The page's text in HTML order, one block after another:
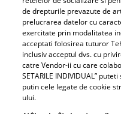
nutriționiștilor
Lucruri esențiale
un start bun în
de drepturile prevazute de
prelucrarea datelor cu
exercitate prin modalitatea
acceptati folosirea tuturor
inclusiv acceptul dvs. cu
catre Vendor-ii cu care
SETARILE INDIVIDUAL”
putin cele legate de cookie
ului.